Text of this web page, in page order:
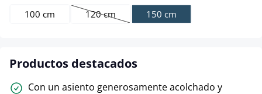
100 cm 120 cm
(Esta opción no está disponible en este
150 cm
Productos destacados
Con un asiento generosamente acolchado y